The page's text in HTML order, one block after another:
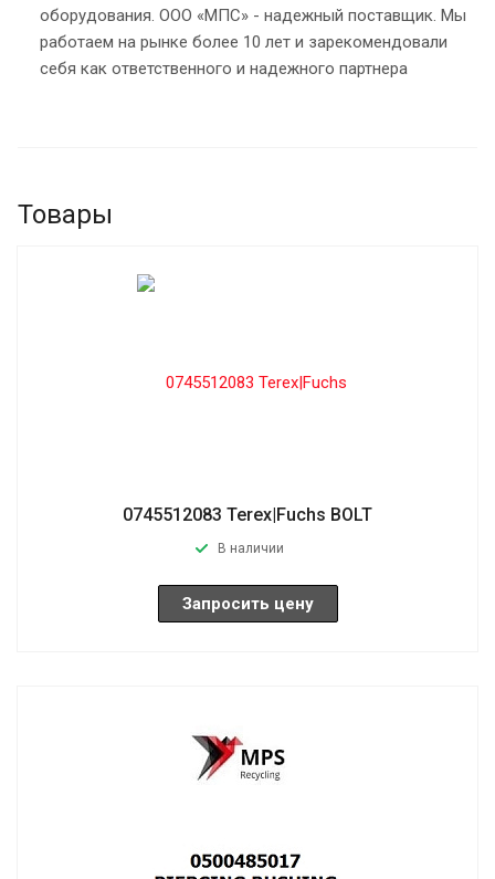
оборудования. ООО «МПС» - надежный поставщик. Мы
работаем на рынке более 10 лет и зарекомендовали
себя как ответственного и надежного партнера
Товары
0745512083 Terex|Fuchs BOLT
В наличии
Запросить цену